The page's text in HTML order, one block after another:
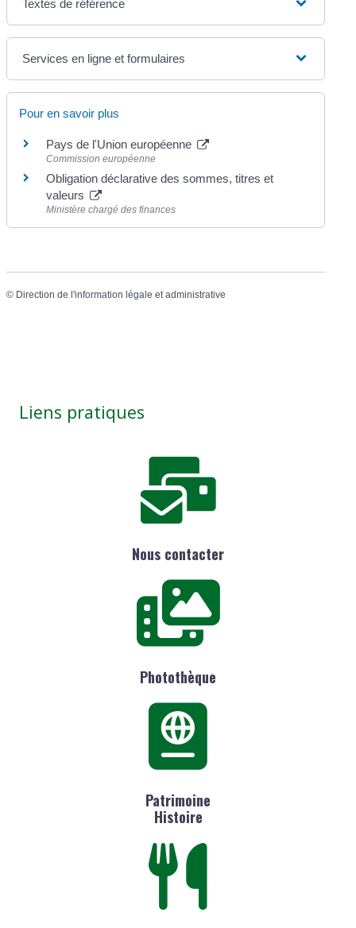
Textes de référence
Services en ligne et formulaires
Pour en savoir plus
Pays de l'Union européenne
Commission européenne
Obligation déclarative des sommes, titres et
valeurs
Ministère chargé des finances
© Direction de l'information légale et administrative
Liens pratiques
Nous contacter
Photothèque
Patrimoine
Histoire